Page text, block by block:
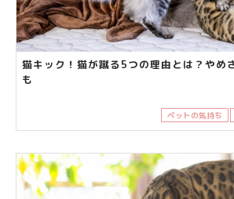
猫キック！猫が蹴る5つの理由とは？やめ
も
ペットの気持ち